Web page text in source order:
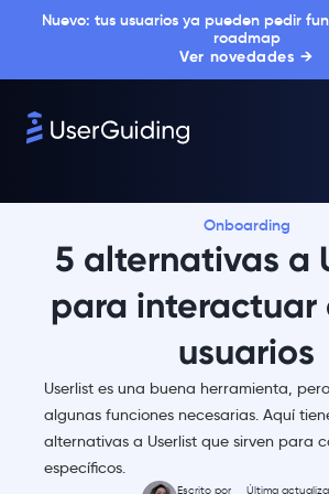
Nuevo: tus usuarios ya pueden pedir
roadmap
Ver novedades →
Onboarding
5 alternativas a
para interactuar
usuarios
Userlist es una buena herramienta,
algunas funciones necesarias. Aquí
alternativas a Userlist que sirven para
específicos.
Escrito por Última